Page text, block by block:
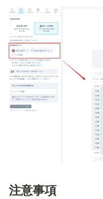
注意事項